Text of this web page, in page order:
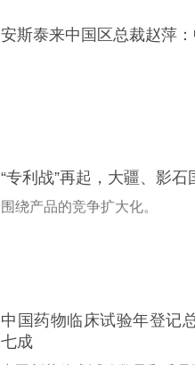
安斯泰来中国区总裁赵萍
“专利战”再起，大疆、影
围绕产品的竞争扩大化。
中国药物临床试验年登记
七成